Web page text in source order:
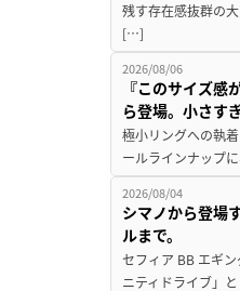
残す存在感抜群の
[…]
2026/08/06
『このサイズ
ら登場。小さす
極小リングへの執
ールラインナップ
2026/08/04
シマノから登場
ルまで。
セフィア BB エギ
ニティドライブ」